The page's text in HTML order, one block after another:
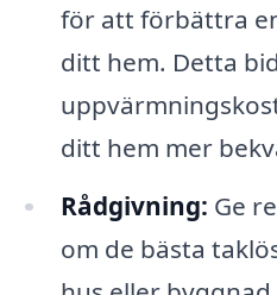
för att förbättra
ditt hem. Detta
ditt hem mer
Rådgivning: Ge
om de bästa